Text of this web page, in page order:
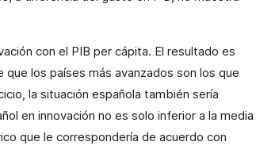
con el PIB per cápita. El resultado es
los países más avanzados son los que
la situación española también sería
en innovación no es solo inferior a la media
que le correspondería de acuerdo con